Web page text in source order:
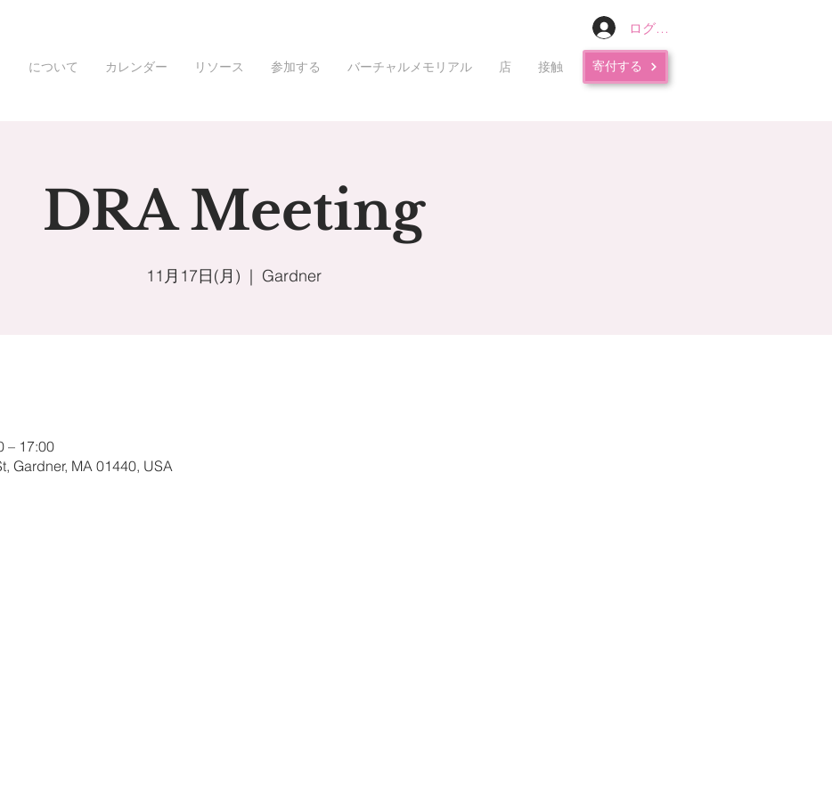
ログイン
について カレンダー リソース 参加する バーチャルメモリアル 店 接触 寄付する
DRA Meeting
11月17日(月)
  |
Gardner
– 17:00
Gardner, MA 01440, USA